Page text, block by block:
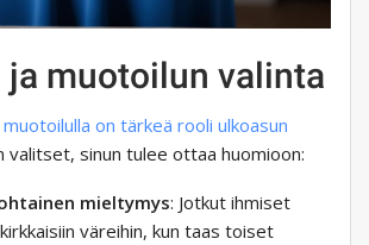
ja muotoilun valinta
muotoilulla on tärkeä rooli ulkoasun
valitset, sinun tulee ottaa huomioon:
mieltymys: Jotkut ihmiset
väreihin, kun taas toiset